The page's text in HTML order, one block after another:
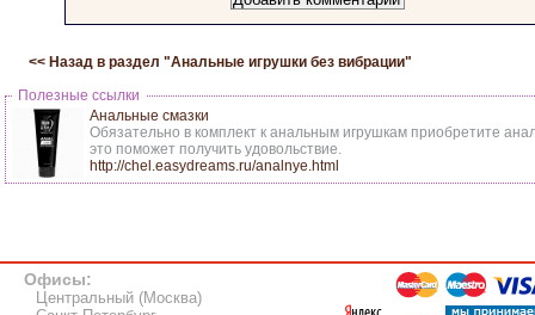
<< Назад в раздел "Анальные игрушки без вибрации"
Полезные ссылки
Анальные смазки
Обязательно в комплект к анальным игрушкам приобретите
это поможет получить удовольствие.
http://chel.easydreams.ru/analnye.html
Офисы:
Центральный (Москва)